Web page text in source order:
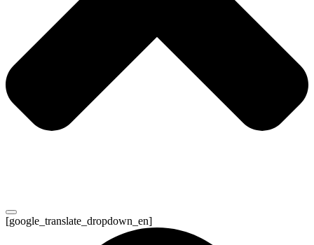
[google_translate_dropdown_en]